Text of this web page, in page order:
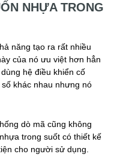
NHỰA TRONG
năng tạo ra rất nhiều
của nó ưu việt hơn hẳn
hệ điều khiển cố
khác nhau nhưng nó
dò mã cũng không
trong suốt có thiết kế
cho người sử dụng.